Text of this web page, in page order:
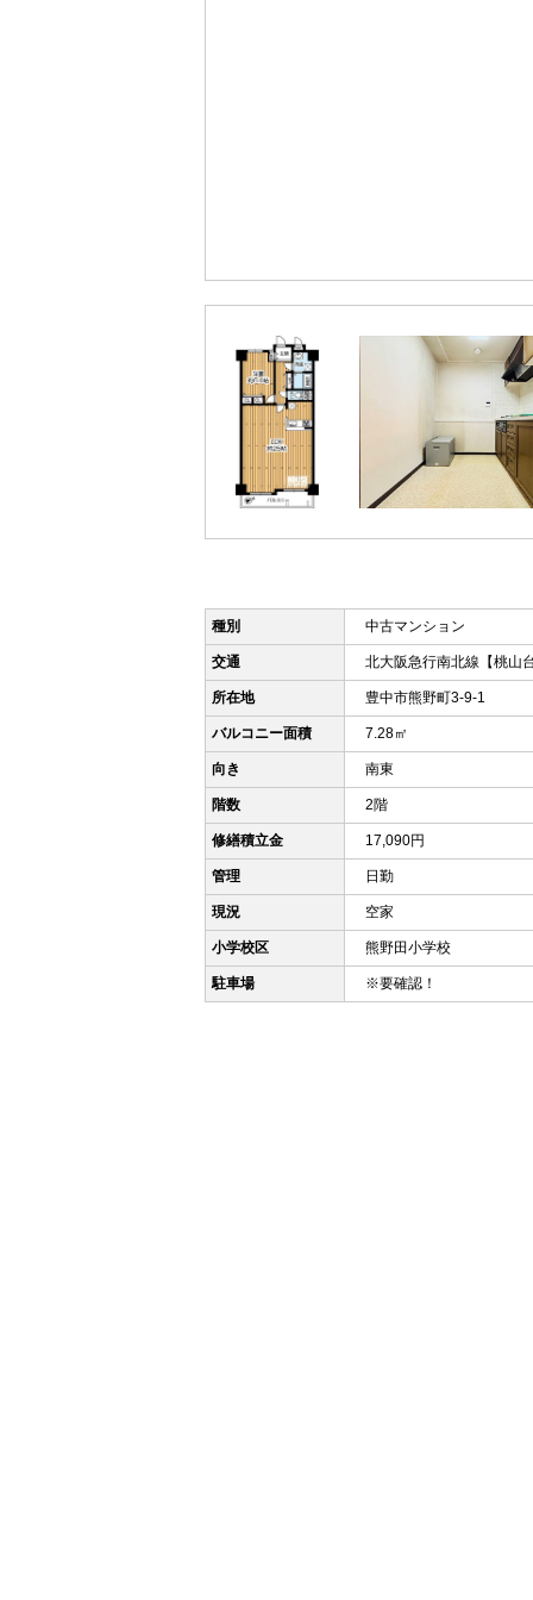
種別 中古マンション
交通 北大阪急行南北線【桃山
所在地 豊中市熊野町3-9-1
バルコニー面積 7.28㎡
向き 南東
階数 2階
修繕積立金 17,090円
管理 日勤
現況 空家
小学校区 熊野田小学校
駐車場 ※要確認！